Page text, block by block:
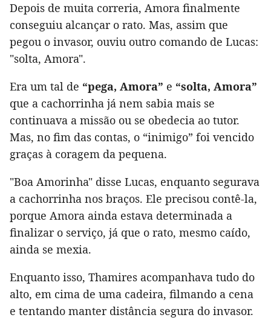
Depois de muita correria, Amora finalmente
conseguiu alcançar o rato. Mas, assim que
pegou o invasor, ouviu outro comando de Lucas:
"solta, Amora".
Era um tal de “pega, Amora” e “solta, Amora”
que a cachorrinha já nem sabia mais se
continuava a missão ou se obedecia ao tutor.
Mas, no fim das contas, o “inimigo” foi vencido
graças à coragem da pequena.
"Boa Amorinha" disse Lucas, enquanto segurava
a cachorrinha nos braços. Ele precisou contê-la,
porque Amora ainda estava determinada a
finalizar o serviço, já que o rato, mesmo caído,
ainda se mexia.
Enquanto isso, Thamires acompanhava tudo do
alto, em cima de uma cadeira, filmando a cena
e tentando manter distância segura do invasor.